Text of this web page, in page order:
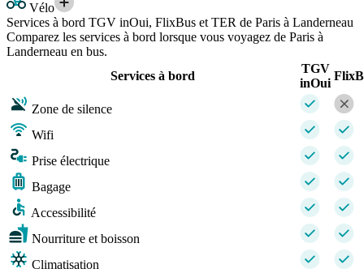
Vélo
Services à bord TGV inOui, FlixBus et TER de Paris à Landerneau
Comparez les services à bord lorsque vous voyagez de Paris à
Landerneau en bus.
Services à bord
TGV
inOui
Zone de silence
Wifi
Prise électrique
Bagage
Accessibilité
Nourriture et boisson
Climatisation